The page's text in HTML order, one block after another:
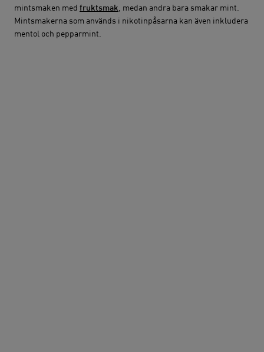
mintsmaken med fruktsmak , medan andra bara smakar mint.
Mintsmakerna som används i nikotinpåsarna kan även inkludera
mentol och pepparmint.